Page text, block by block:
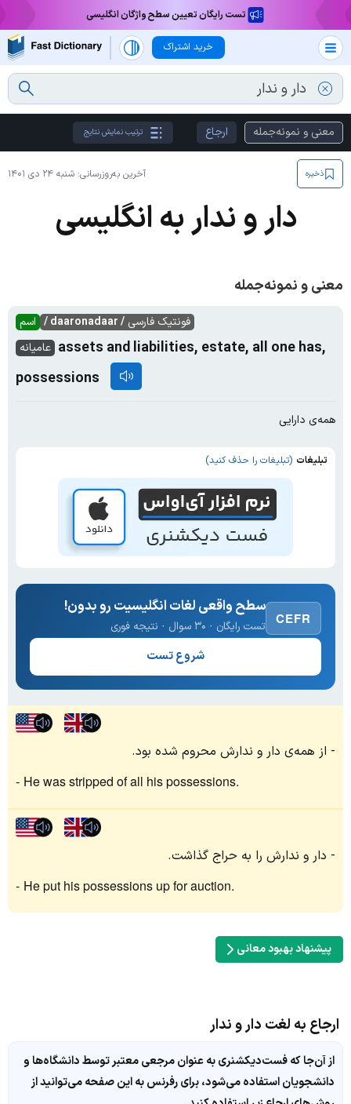
تست رایگان تعیین سطح واژگان انگلیسی
خرید اشتراک
معنی و نمونه‌جمله ارجاع ترتیب نمایش نتایج
آخرین به‌روزرسانی: شنبه ۲۴ دی ۱۴۰۱ ذخیره
دار و ندار به انگلیسی
معنی و نمونه‌جمله
اسم فونتیک فارسی / daaronadaar /
عامیانه assets and liabilities, estate, all one has,
possessions
همه‌ی دارایی
تبلیغات (تبلیغات را حذف کنید)
CEFR
سطح واقعی لغات انگلیسیت رو بدون!
تست رایگان · ۳۰ سوال · نتیجه فوری
شروع تست
از همه‌ی دار و ندارش محروم شده بود.
He was stripped of all his possessions.
دار و ندارش را به حراج گذاشت.
He put his possessions up for auction.
پیشنهاد بهبود معانی
ارجاع به لغت دار و ندار
از آن‌جا که فست‌دیکشنری به عنوان مرجعی معتبر توسط دانشگاه‌ها و
دانشجویان استفاده می‌شود، برای رفرنس به این صفحه می‌توانید از